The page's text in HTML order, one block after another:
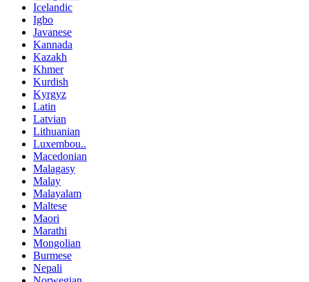
Icelandic
Igbo
Javanese
Kannada
Kazakh
Khmer
Kurdish
Kyrgyz
Latin
Latvian
Lithuanian
Luxembou..
Macedonian
Malagasy
Malay
Malayalam
Maltese
Maori
Marathi
Mongolian
Burmese
Nepali